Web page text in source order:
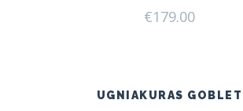
€179.00
UGNIAKURAS GOBLET